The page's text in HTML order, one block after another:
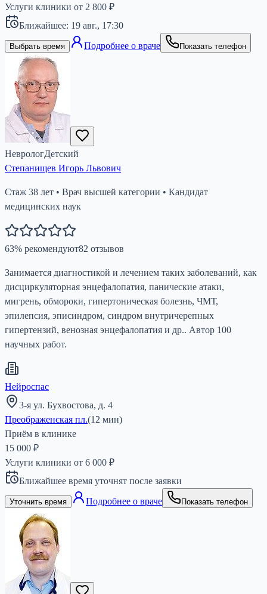
Услуги клиники от 2 800 ₽
Ближайшее: 19 авг., 17:30
Выбрать время Подробнее о враче Показать телефон
НеврологДетский
Степанищев Игорь Львович
Стаж 38 лет • Врач высшей категории • Кандидат
медицинских наук
63% рекомендуют82 отзывов
Занимается диагностикой и лечением таких заболеваний, как
дисциркуляторная энцефалопатия, панические атаки,
мигрень, обмороки, гипертоническая болезнь, ЧМТ,
эпилепсия, эписиндром, синдром внутричерепных
гипертензий, венозная энцефалопатия и др.. Автор 100
научных работ.
Нейроспас
3-я ул. Бухвостова, д. 4
Преображенская пл.(12 мин)
Приём в клинике
15 000 ₽
Услуги клиники от 6 000 ₽
Ближайшее время уточнят после заявки
Уточнить время Подробнее о враче Показать телефон